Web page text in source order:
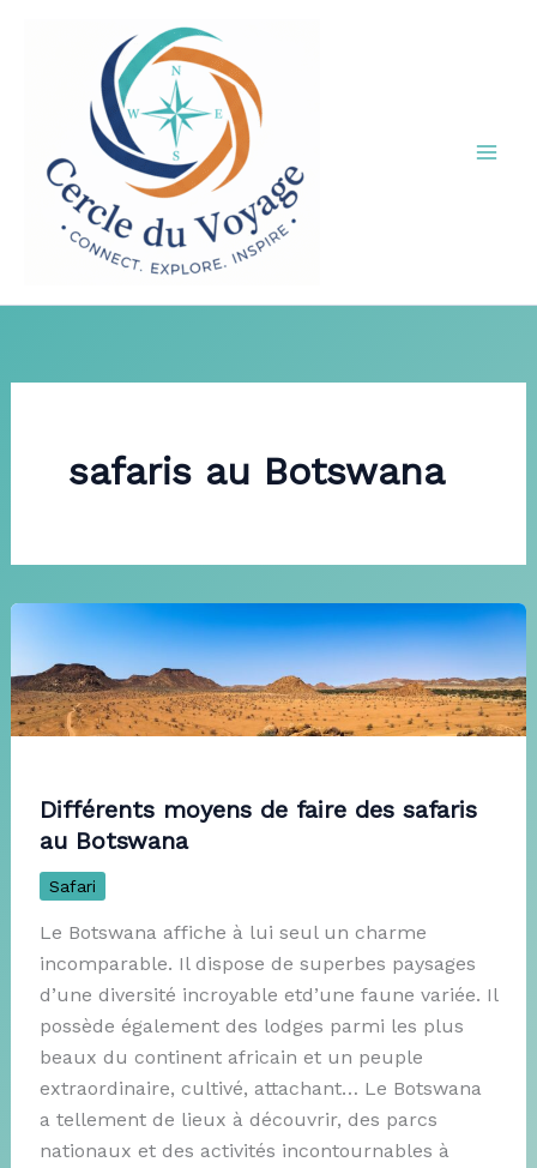
safaris au Botswana
Différents moyens de faire des safaris
au Botswana
Safari
Le Botswana affiche à lui seul un charme
incomparable. Il dispose de superbes paysages
d’une diversité incroyable etd’une faune variée. Il
possède également des lodges parmi les plus
beaux du continent africain et un peuple
extraordinaire, cultivé, attachant… Le Botswana
a tellement de lieux à découvrir, des parcs
nationaux et des activités incontournables à